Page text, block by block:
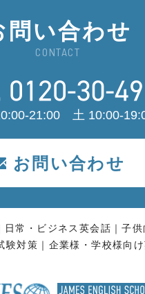
問い合わせ
CONTACT
21:00 土 10:00-
お問い合わせ
日常・ビジネス英会話
子供
験対策 企業様・学校様向